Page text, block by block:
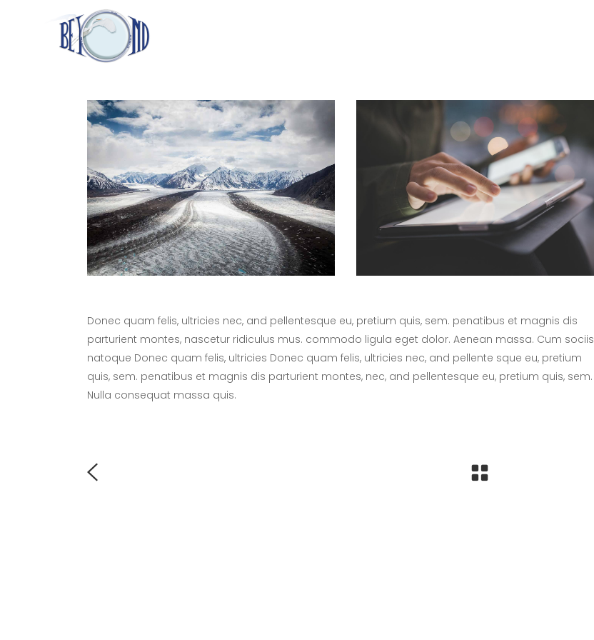
Donec quam felis, ultricies nec, and pellentesque eu, pretium quis, sem. penatibus et magnis dis
parturient montes, nascetur ridiculus mus. commodo ligula eget dolor. Aenean massa. Cum sociis
natoque Donec quam felis, ultricies Donec quam felis, ultricies nec, and pellente sque eu, pretium
quis, sem. penatibus et magnis dis parturient montes, nec, and pellentesque eu, pretium quis, sem.
Nulla consequat massa quis.